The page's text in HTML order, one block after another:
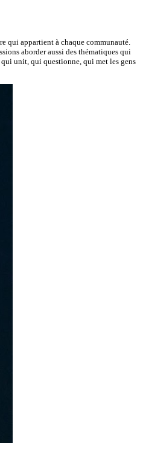
qui appartient à chaque communauté.
aborder aussi des thématiques qui
qui unit, qui questionne, qui met les gens